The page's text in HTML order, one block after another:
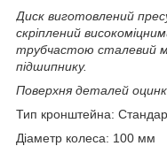
Диск виготовлений
скріплений
трубчастою сталевий
підшипнику.
Поверхня деталей
Тип кронштейна:
Діаметр колеса: 100 мм